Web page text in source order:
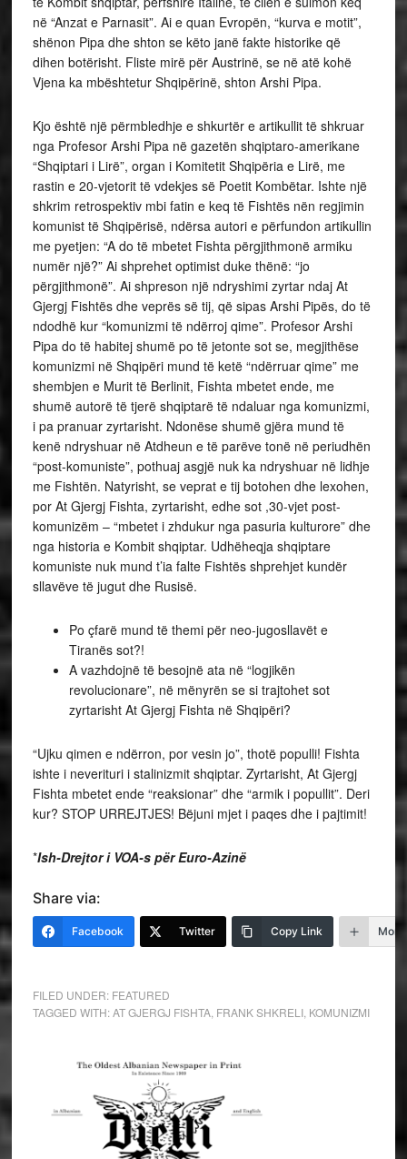
në “Anzat e Parnasit”. Ai e quan Evropën, “kurva e motit”,
shënon Pipa dhe shton se këto janë fakte historike që
dihen botërisht. Fliste mirë për Austrinë, se në atë kohë
Vjena ka mbështetur Shqipërinë, shton Arshi Pipa.
Kjo është një përmbledhje e shkurtër e artikullit të shkruar
nga Profesor Arshi Pipa në gazetën shqiptaro-amerikane
“Shqiptari i Lirë”, organ i Komitetit Shqipëria e Lirë, me
rastin e 20-vjetorit të vdekjes së Poetit Kombëtar. Ishte një
shkrim retrospektiv mbi fatin e keq të Fishtës nën regjimin
komunist të Shqipërisë, ndërsa autori e përfundon artikullin
me pyetjen: “A do të mbetet Fishta përgjithmonë armiku
numër një?” Ai shprehet optimist duke thënë: “jo
përgjithmonë”. Ai shpreson një ndryshimi zyrtar ndaj At
Gjergj Fishtës dhe veprës së tij, që sipas Arshi Pipës, do të
ndodhë kur “komunizmi të ndërroj qime”. Profesor Arshi
Pipa do të habitej shumë po të jetonte sot se, megjithëse
komunizmi në Shqipëri mund të ketë “ndërruar qime” me
shembjen e Murit të Berlinit, Fishta mbetet ende, me
shumë autorë të tjerë shqiptarë të ndaluar nga komunizmi,
i pa pranuar zyrtarisht. Ndonëse shumë gjëra mund të
kenë ndryshuar në Atdheun e të parëve tonë në periudhën
“post-komuniste”, pothuaj asgjë nuk ka ndryshuar në lidhje
me Fishtën. Natyrisht, se veprat e tij botohen dhe lexohen,
por At Gjergj Fishta, zyrtarisht, edhe sot ,30-vjet post-
komunizëm – “mbetet i zhdukur nga pasuria kulturore” dhe
nga historia e Kombit shqiptar. Udhëheqja shqiptare
komuniste nuk mund t’ia falte Fishtës shprehjet kundër
sllavëve të jugut dhe Rusisë.
Po çfarë mund të themi për neo-jugosllavët e
Tiranës sot?!
A vazhdojnë të besojnë ata në “logjikën
revolucionare”, në mënyrën se si trajtohet sot
zyrtarisht At Gjergj Fishta në Shqipëri?
“Ujku qimen e ndërron, por vesin jo”, thotë populli! Fishta
ishte i neverituri i stalinizmit shqiptar. Zyrtarisht, At Gjergj
Fishta mbetet ende “reaksionar” dhe “armik i popullit”. Deri
kur? STOP URREJTJES! Bëjuni mjet i paqes dhe i pajtimit!
*Ish-Drejtor i VOA-s për Euro-Azinë
Share via:
Facebook Twitter Copy Link More
FILED UNDER: FEATURED
TAGGED WITH:AT GJERGJ FISHTA, FRANK SHKRELI, KOMUNIZMI